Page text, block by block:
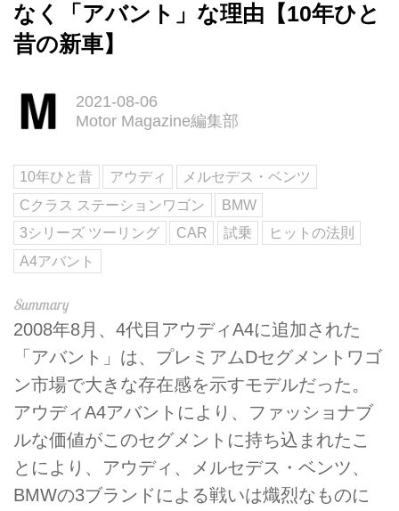
なく「アバント」な理由【10年ひと
昔の新車】
2021-08-06
Motor Magazine編集部
10年ひと昔 アウディ
メルセデス・ベンツ
Cクラス ステーションワゴン
BMW
3シリーズ ツーリング
CAR 試乗
ヒットの法則
A4アバント
2008年8月、4代目アウディA4に追加された
「アバント」は、プレミアムDセグメントワゴ
ン市場で大きな存在感を示すモデルだった。
アウディA4アバントにより、ファッショナブ
ルな価値がこのセグメントに持ち込まれたこ
とにより、アウディ、メルセデス・ベンツ、
BMWの3ブランドによる戦いは熾烈なものに